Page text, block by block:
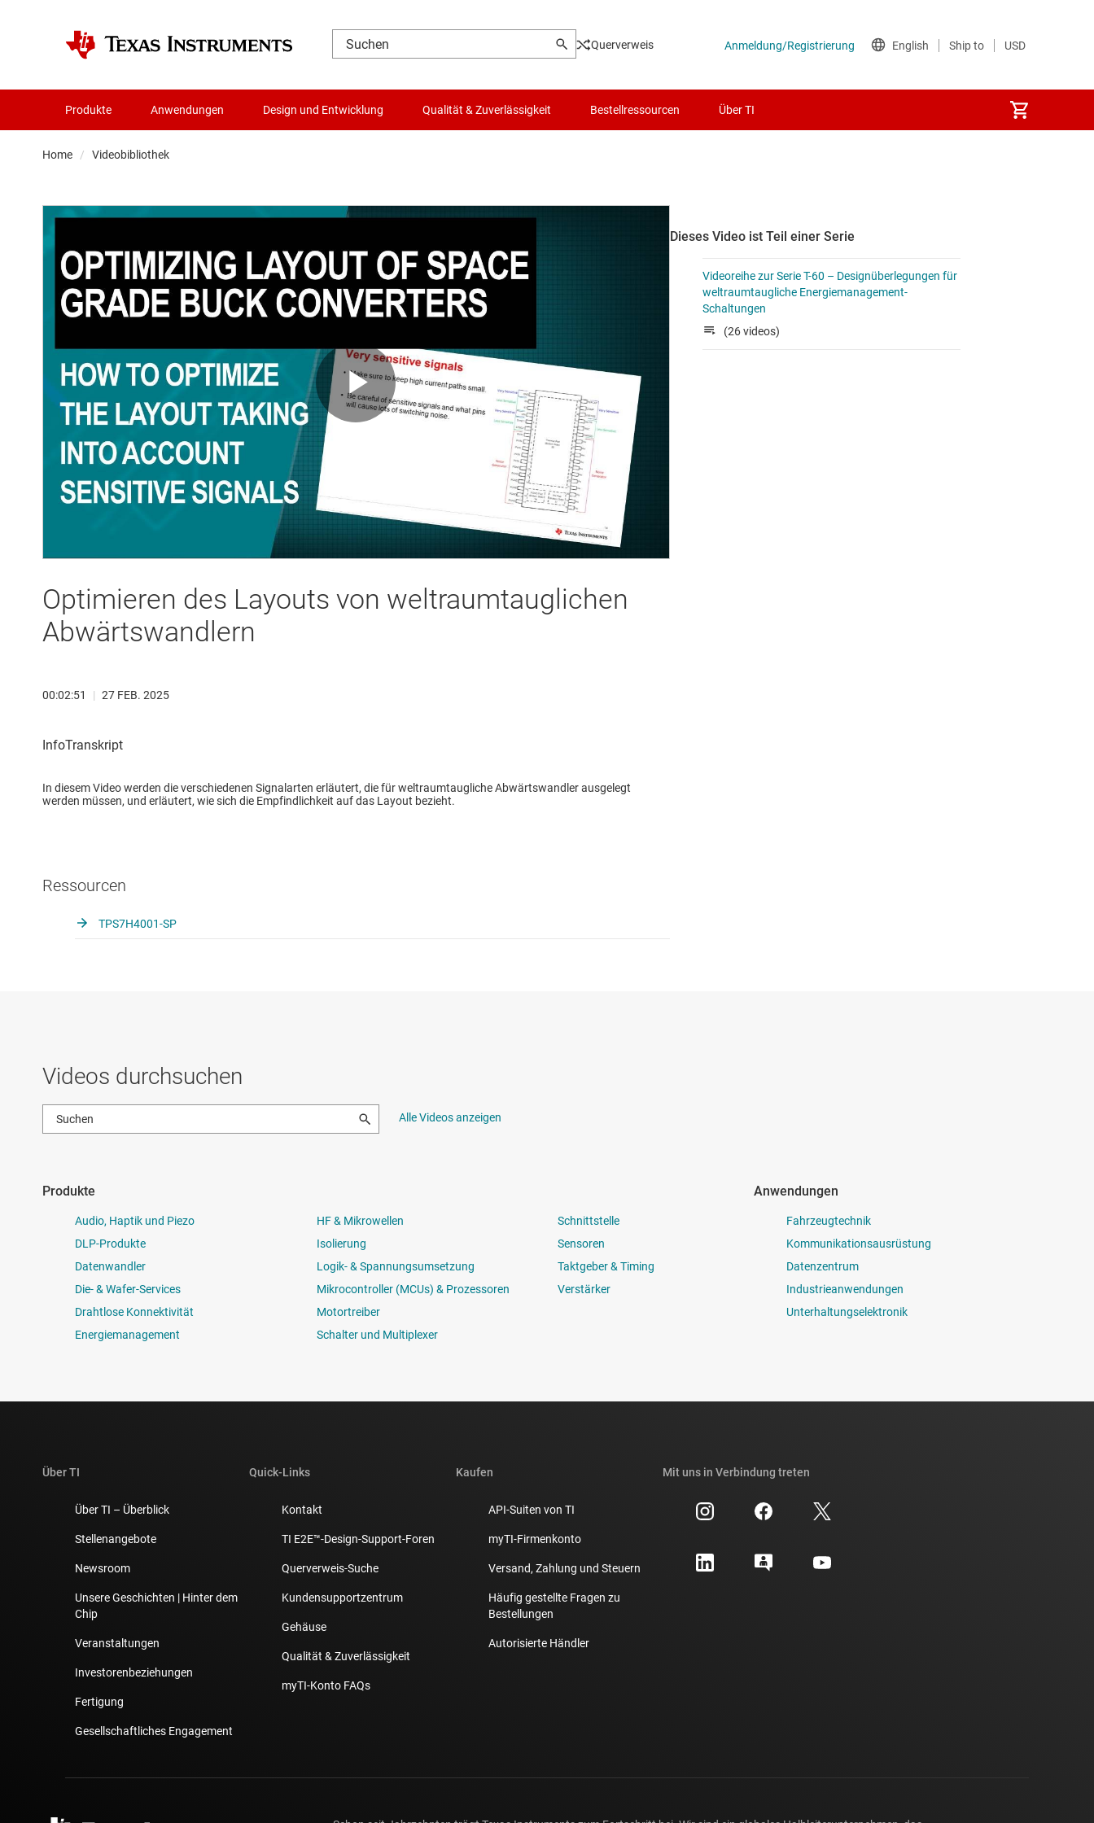
Querverweis
Produkte Anwendungen Design und Entwicklung Qualität & Zuverlässigkeit Bestellressourcen Über TI
Home Videobibliothek
Play
Video
Optimieren des Layouts von weltraumtauglichen
Abwärtswandlern
00:02:51 | 27 FEB. 2025
In diesem Video werden die verschiedenen Signalarten erläutert, die für weltraumtaugliche Abwärtswandler ausgelegt
werden müssen, und erläutert, wie sich die Empfindlichkeit auf das Layout bezieht.
Ressourcen
TPS7H4001-SP
Dieses Video ist Teil einer Serie
Videoreihe zur Serie T-60 – Designüberlegungen für
weltraumtaugliche Energiemanagement-
Schaltungen
(26 videos)
Videos durchsuchen
Alle Videos anzeigen
Produkte
Audio, Haptik und Piezo
DLP-Produkte
Datenwandler
Die- & Wafer-Services
Drahtlose Konnektivität
Energiemanagement
HF & Mikrowellen
Isolierung
Logik- & Spannungsumsetzung
Mikrocontroller (MCUs) & Prozessoren
Motortreiber
Schalter und Multiplexer
Schnittstelle
Sensoren
Taktgeber & Timing
Verstärker
Anwendungen
Fahrzeugtechnik
Kommunikationsausrüstung
Datenzentrum
Industrieanwendungen
Unterhaltungselektronik
Über TI
Über TI – Überblick
Stellenangebote
Newsroom
Unsere Geschichten | Hinter dem
Chip
Veranstaltungen
Investorenbeziehungen
Fertigung
Gesellschaftliches Engagement
Quick-Links
Kontakt
TI E2E™-Design-Support-Foren
Querverweis-Suche
Kundensupportzentrum
Gehäuse
Qualität & Zuverlässigkeit
myTI-Konto FAQs
Kaufen
API-Suiten von TI
myTI-Firmenkonto
Versand, Zahlung und Steuern
Häufig gestellte Fragen zu
Bestellungen
Autorisierte Händler
Mit uns in Verbindung treten